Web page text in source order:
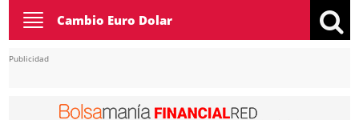
Toggle
navigation
Cambio Euro Dolar
Publicidad